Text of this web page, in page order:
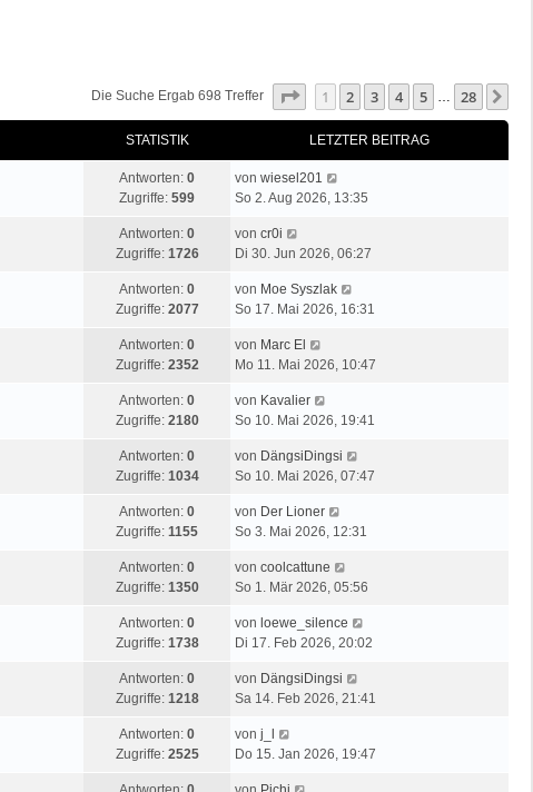
Die Suche Ergab 698 Treffer Seite Von
1 2 3 4 5 … 28
STATISTIK LETZTER BEITRAG
Antworten: 0
Zugriffe: 599
von wiesel201
So 2. Aug 2026, 13:35
Antworten: 0
Zugriffe: 1726
von cr0i
Di 30. Jun 2026, 06:27
Antworten: 0
Zugriffe: 2077
von Moe Syszlak
So 17. Mai 2026, 16:31
Antworten: 0
Zugriffe: 2352
von Marc El
Mo 11. Mai 2026, 10:47
Antworten: 0
Zugriffe: 2180
von Kavalier
So 10. Mai 2026, 19:41
Antworten: 0
Zugriffe: 1034
von DängsiDingsi
So 10. Mai 2026, 07:47
Antworten: 0
Zugriffe: 1155
von Der Lioner
So 3. Mai 2026, 12:31
Antworten: 0
Zugriffe: 1350
von coolcattune
So 1. Mär 2026, 05:56
Antworten: 0
Zugriffe: 1738
von loewe_silence
Di 17. Feb 2026, 20:02
Antworten: 0
Zugriffe: 1218
von DängsiDingsi
Sa 14. Feb 2026, 21:41
Antworten: 0
Zugriffe: 2525
von j_l
Do 15. Jan 2026, 19:47